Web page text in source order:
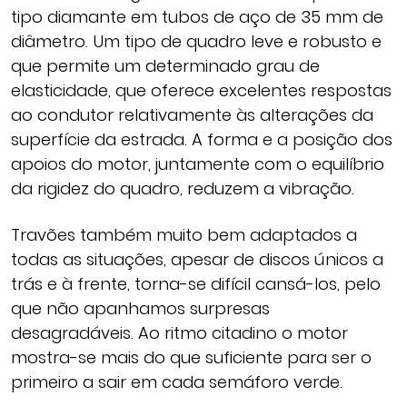
tipo diamante em tubos de aço de 35 mm de
diâmetro. Um tipo de quadro leve e robusto e
que permite um determinado grau de
elasticidade, que oferece excelentes respostas
ao condutor relativamente às alterações da
superfície da estrada. A forma e a posição dos
apoios do motor, juntamente com o equilíbrio
da rigidez do quadro, reduzem a vibração.
Travões também muito bem adaptados a
todas as situações, apesar de discos únicos a
trás e à frente, torna-se difícil cansá-los, pelo
que não apanhamos surpresas
desagradáveis. Ao ritmo citadino o motor
mostra-se mais do que suficiente para ser o
primeiro a sair em cada semáforo verde.